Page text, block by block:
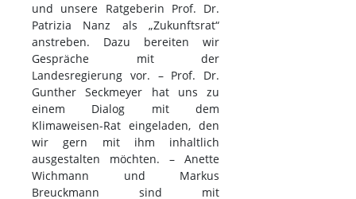
und unsere Ratgeberin Prof. Dr.
Patrizia Nanz als „Zukunftsrat“
anstreben. Dazu bereiten wir
Gespräche mit der
Landesregierung vor. – Prof. Dr.
Gunther Seckmeyer hat uns zu
einem Dialog mit dem
Klimaweisen-Rat eingeladen, den
wir gern mit ihm inhaltlich
ausgestalten möchten. – Anette
Wichmann und Markus
Breuckmann sind mit